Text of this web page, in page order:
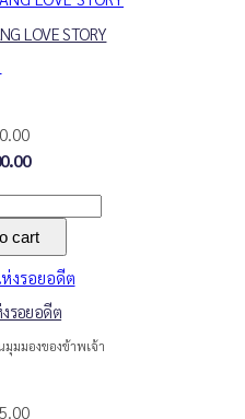
LOVE STORY
รอยอดีต
มมองของข้าพเจ้า